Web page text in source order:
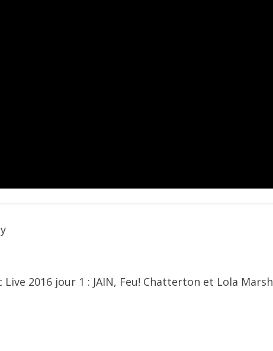
Live 2016 jour 1 : JAIN, Feu! Chatterton et Lola Marsh